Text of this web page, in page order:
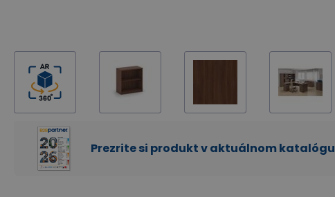
Prezrite si produkt v aktuálnom katalógu